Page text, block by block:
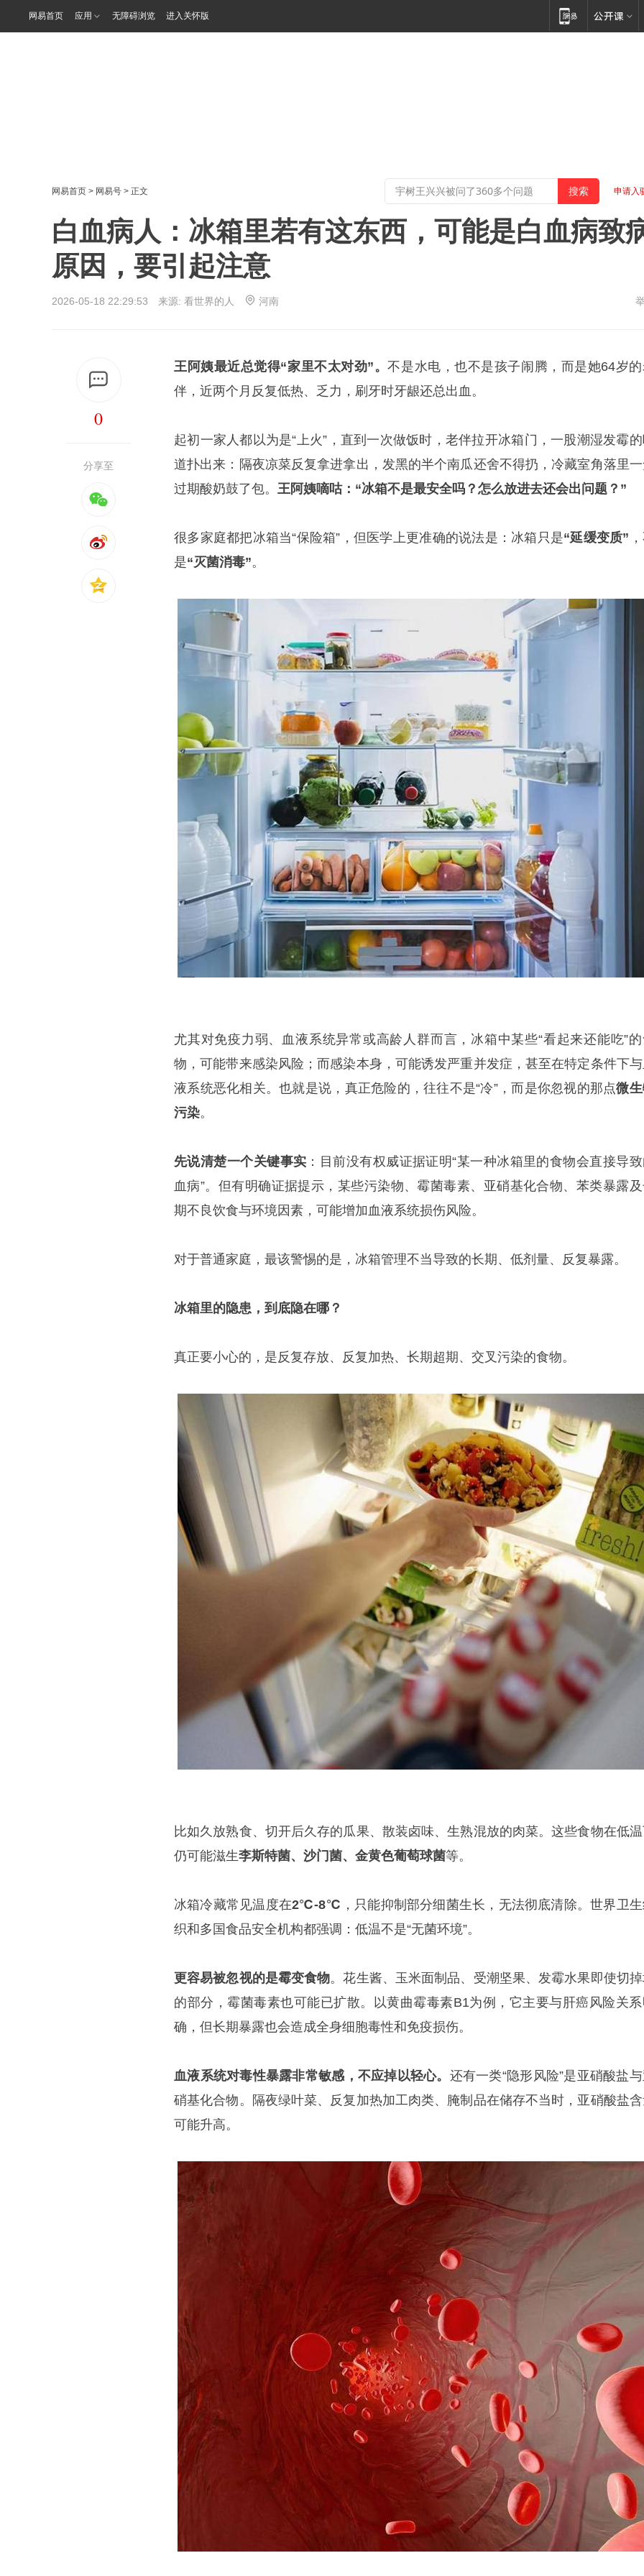
网易首页 应用 无障碍浏览 进入关怀版
网易首页 > 网易号 > 正文 申请入
白血病人：冰箱里若有这东西，可能是白血病致
原因，要引起注意
2026-05-18 22:29:53 来源: 看世界的人 河南
0
分享至
王阿姨最近总觉得“家里不太对劲”。不是水电，也不是孩子闹腾，而是她64岁
伴，近两个月反复低热、乏力，刷牙时牙龈还总出血。
起初一家人都以为是“上火”，直到一次做饭时，老伴拉开冰箱门，一股潮湿发霉
道扑出来：隔夜凉菜反复拿进拿出，发黑的半个南瓜还舍不得扔，冷藏室角落里
过期酸奶鼓了包。 王阿姨嘀咕：“冰箱不是最安全吗？怎么放进去还会出问题？”
很多家庭都把冰箱当“保险箱”，但医学上更准确的说法是：冰箱只是“延缓变质”
是“灭菌消毒”。
尤其对免疫力弱、血液系统异常或高龄人群而言，冰箱中某些“看起来还能吃”
物，可能带来感染风险；而感染本身，可能诱发严重并发症，甚至在特定条件下
液系统恶化相关。也就是说，真正危险的，往往不是“冷”，而是你忽视的那点微
污染。
先说清楚一个关键事实 ：目前没有权威证据证明“某一种冰箱里的食物会直接导
血病”。但有明确证据提示，某些污染物、霉菌毒素、亚硝基化合物、苯类暴露
期不良饮食与环境因素，可能增加血液系统损伤风险。
对于普通家庭，最该警惕的是，冰箱管理不当导致的长期、低剂量、反复暴露。
冰箱里的隐患，到底隐在哪？
真正要小心的，是反复存放、反复加热、长期超期、交叉污染的食物。
比如久放熟食、切开后久存的瓜果、散装卤味、生熟混放的肉菜。这些食物在低
仍可能滋生李斯特菌、沙门菌、金黄色葡萄球菌等。
冰箱冷藏常见温度在2℃-8℃ ，只能抑制部分细菌生长，无法彻底清除。世界卫
织和多国食品安全机构都强调：低温不是“无菌环境”。
更容易被忽视的是霉变食物。花生酱、玉米面制品、受潮坚果、发霉水果即使切
的部分，霉菌毒素也可能已扩散。以黄曲霉毒素B1为例，它主要与肝癌风险关
确，但长期暴露也会造成全身细胞毒性和免疫损伤。
血液系统对毒性暴露非常敏感，不应掉以轻心。 还有一类“隐形风险”是亚硝酸盐
硝基化合物。隔夜绿叶菜、反复加热加工肉类、腌制品在储存不当时，亚硝酸盐
可能升高。